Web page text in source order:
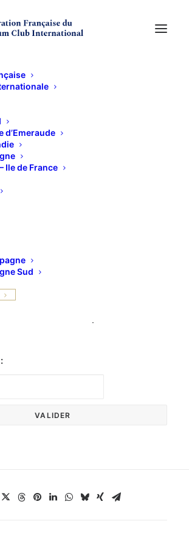
d’Emeraude
Ile de France
Sud
L'Italienne
7 DÉCEMBRE 2021
protégé par un mot de passe. Pour